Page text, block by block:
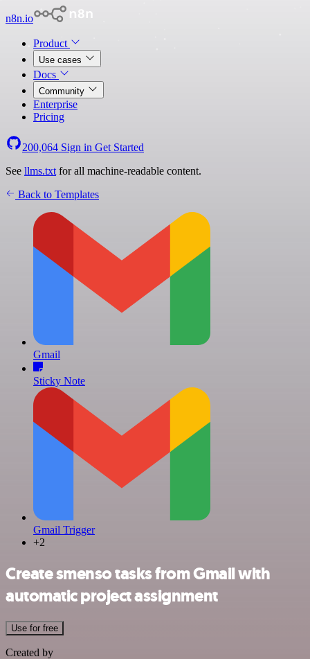
n8n.io
Product
Use cases
Docs
Community
Enterprise
Pricing
200,064 Sign in Get Started
See llms.txt for all machine-readable content.
Back to Templates
Gmail
Sticky Note
Gmail Trigger
+2
Create smenso tasks from Gmail with
automatic project assignment
Use for free
Created by